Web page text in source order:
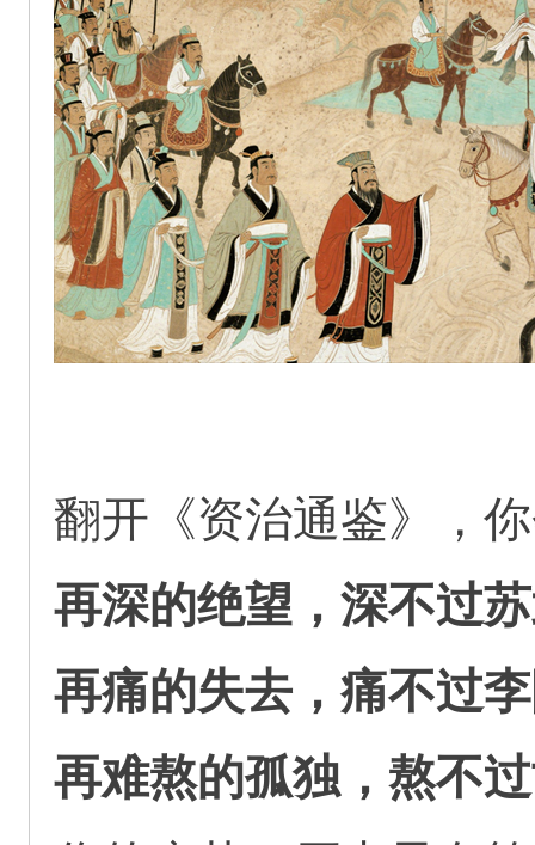
翻开《资治通鉴》，
再深的绝望，深不过
再痛的失去，痛不过
再难熬的孤独，熬不